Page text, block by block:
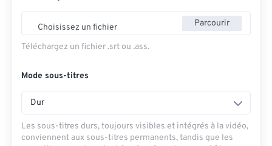
Choisissez un fichier Parcourir
Téléchargez un fichier .srt ou .ass.
Mode sous-titres
Dur
Les sous-titres durs, toujours visibles et intégrés à la vidéo,
conviennent aux sous-titres permanents, tandis que les